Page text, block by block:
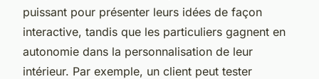
puissant pour présenter leurs idées de façon
interactive, tandis que les particuliers gagnent en
autonomie dans la personnalisation de leur
intérieur. Par exemple, un client peut tester